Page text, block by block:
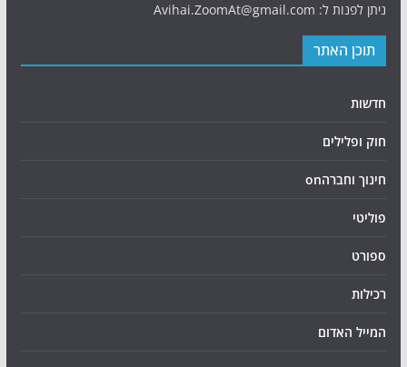
ניתן לפנות ל: Avihai.ZoomAt@gmail.com
תוכן האתר
חדשות
חוק ופלילים
חינוך וחברהon
פוליטי
ספורט
רכילות
המייל האדום